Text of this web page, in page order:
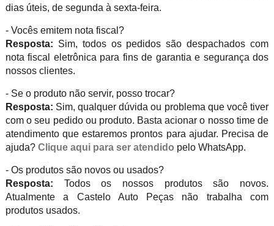
dias úteis, de segunda à sexta-feira.
- Vocês emitem nota fiscal?
Resposta: Sim, todos os pedidos são despachados com
nota fiscal eletrônica para fins de garantia e segurança dos
nossos clientes.
- Se o produto não servir, posso trocar?
Resposta: Sim, qualquer dúvida ou problema que você tiver
com o seu pedido ou produto. Basta acionar o nosso time de
atendimento que estaremos prontos para ajudar. Precisa de
ajuda? Clique aqui para ser atendido pelo WhatsApp.
- Os produtos são novos ou usados?
Resposta: Todos os nossos produtos são novos.
Atualmente a Castelo Auto Peças não trabalha com
produtos usados.